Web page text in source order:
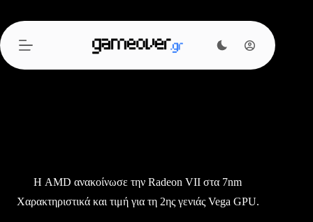
περιεχόμενο
Η AMD ανακοίνωσε την Radeon VII στα 7nm
Χαρακτηριστικά και τιμή για τη 2ης γενιάς Vega GPU.